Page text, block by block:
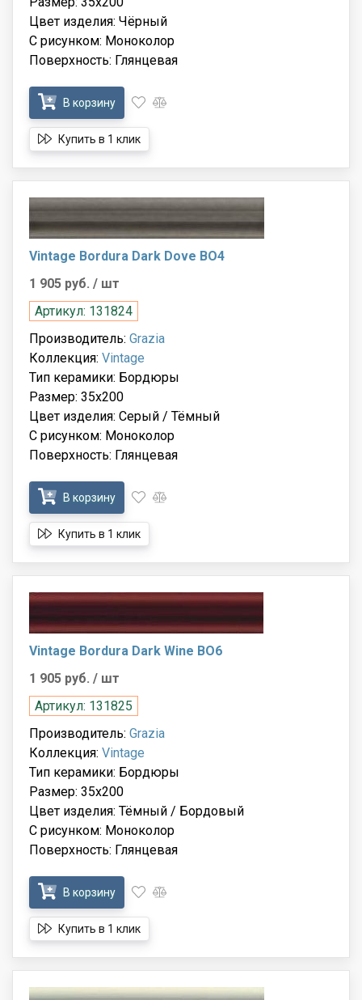
Цвет изделия: Чёрный
С рисунком: Моноколор
Поверхность: Глянцевая
В корзину
Купить в 1 клик
Vintage Bordura Dark Dove BO4
1 905 руб. / шт
Артикул: 131824
Производитель: Grazia
Коллекция: Vintage
Тип керамики: Бордюры
Размер: 35x200
Цвет изделия: Серый / Тёмный
С рисунком: Моноколор
Поверхность: Глянцевая
В корзину
Купить в 1 клик
Vintage Bordura Dark Wine BO6
1 905 руб. / шт
Артикул: 131825
Производитель: Grazia
Коллекция: Vintage
Тип керамики: Бордюры
Размер: 35x200
Цвет изделия: Тёмный / Бордовый
С рисунком: Моноколор
Поверхность: Глянцевая
В корзину
Купить в 1 клик